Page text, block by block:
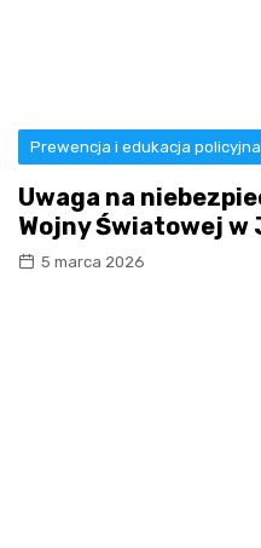
Prewencja i edukacja policyjna
Uwaga na
Wojny Światowej w
5 marca 2026